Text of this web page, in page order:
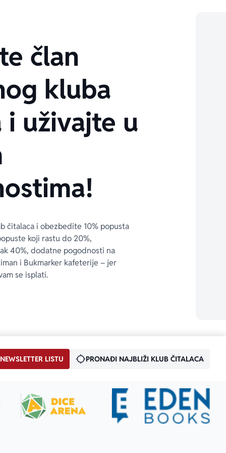
član
kluba
i uživajte u
čitalaca i obezbedite 10% popusta
koji rastu do 20%,
40%, dodatne pogodnosti na
i Bukmarker kafeterije – jer
se isplati.
LISTU PRONAĐI NAJBLIŽI KLUB ČITALACA